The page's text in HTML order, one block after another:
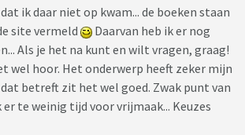
ik daar niet op kwam... de boeken staan
site vermeld
Daarvan heb ik er nog
Als je het na kunt en wilt vragen, graag!
wel hoor. Het onderwerp heeft zeker mijn
betreft zit het wel goed. Zwak punt van
te weinig tijd voor vrijmaak... Keuzes